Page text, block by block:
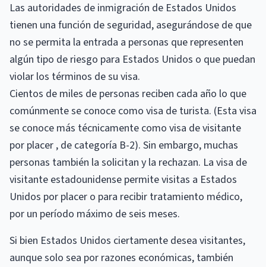
Las autoridades de inmigración de Estados Unidos
tienen una función de seguridad, asegurándose de que
no se permita la entrada a personas que representen
algún tipo de riesgo para Estados Unidos o que puedan
violar los términos de su visa.
Cientos de miles de personas reciben cada año lo que
comúnmente se conoce como visa de turista. (Esta visa
se conoce más técnicamente como visa de visitante
por placer , de categoría B-2). Sin embargo, muchas
personas también la solicitan y la rechazan. La visa de
visitante estadounidense permite visitas a Estados
Unidos por placer o para recibir tratamiento médico,
por un período máximo de seis meses.
Si bien Estados Unidos ciertamente desea visitantes,
aunque solo sea por razones económicas, también